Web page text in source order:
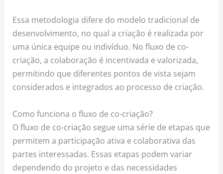
Essa metodologia difere do modelo tradicional de
desenvolvimento, no qual a criação é realizada por
uma única equipe ou indivíduo. No fluxo de co-
criação, a colaboração é incentivada e valorizada,
permitindo que diferentes pontos de vista sejam
considerados e integrados ao processo de criação.
Como funciona o fluxo de co-criação?
O fluxo de co-criação segue uma série de etapas que
permitem a participação ativa e colaborativa das
partes interessadas. Essas etapas podem variar
dependendo do projeto e das necessidades